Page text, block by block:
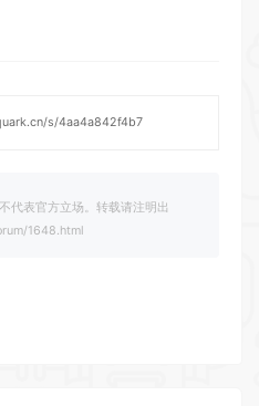
s/4aa4a842f4b7
代表官方立场。转载请注明出
1648.html